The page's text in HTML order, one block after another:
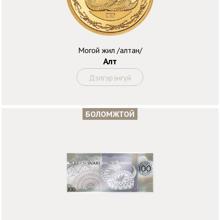
Могой жил /алтан/
Алт
Дэлгэрэнгүй
БОЛОМЖТОЙ